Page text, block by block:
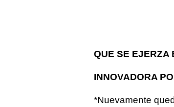
QUE SE EJERZA
INNOVADORA
*Nuevamente